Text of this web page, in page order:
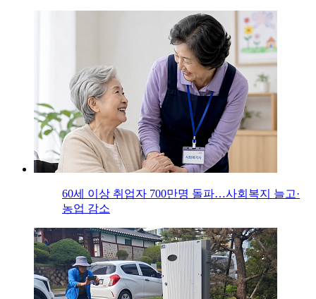
60세 이상 취업자 700만명 돌파…사회복지 늘고·
농업 감소